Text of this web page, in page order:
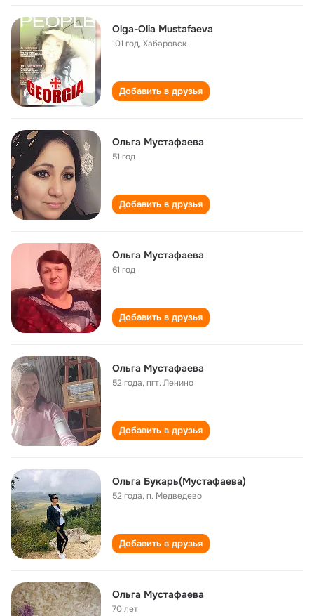
Olga-Olia Mustafaeva
101 год,Хабаровск
Добавить в друзья
Ольга Мустафаева
51 год
Добавить в друзья
Ольга Мустафаева
61 год
Добавить в друзья
Ольга Мустафаева
52 года,пгт. Ленино
Добавить в друзья
Ольга Букарь(Мустафаева)
52 года,п. Медведево
Добавить в друзья
Ольга Мустафаева
70 лет